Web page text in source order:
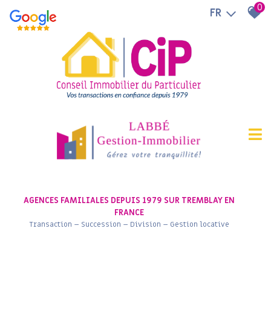
FR 0
AGENCES FAMILIALES DEPUIS 1979 SUR TREMBLAY EN
FRANCE
Transaction – Succession – Division – Gestion locative